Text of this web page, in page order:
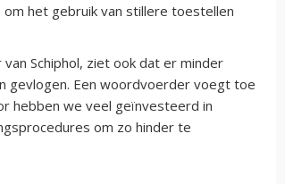
het gebruik van stillere toestellen
Schiphol, ziet ook dat er minder
gevlogen. Een woordvoerder voegt toe
hebben we veel geïnvesteerd in
om zo hinder te